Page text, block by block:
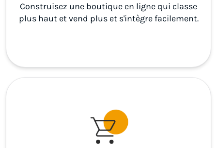
Construisez une boutique en ligne qui classe
plus haut et vend plus et s'intègre facilement.